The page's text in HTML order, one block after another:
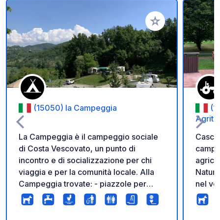
Aggiungi ai tuoi
(15050) la Campeggia
La Campeggia è il campeggio sociale
di Costa Vescovato, un punto di
incontro e di socializzazione per chi
viaggia e per la comunità locale. Alla
Campeggia trovate: - piazzole per
camper, furgoni e roulotte e aree tenda
su erba e nel bosco - accesso alla
nel